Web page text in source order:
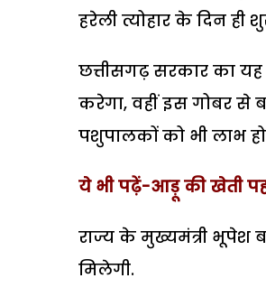
हरेली त्योहार के दिन ही
छत्तीसगढ़ सरकार का
करेगा, वहीं इस गोबर से
पशुपालकों को भी लाभ
ये भी पढ़ें-आड़ू की खेती
राज्य के मुख्यमंत्री भूपेश
मिलेगी.